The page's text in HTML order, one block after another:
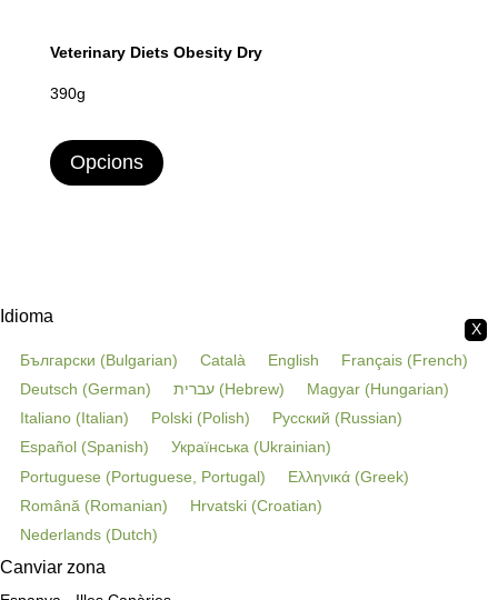
Veterinary Diets Obesity Dry
390g
Opcions
X
Idioma
Български (Bulgarian) Català English Français (French)
Deutsch (German) עברית (Hebrew) Magyar (Hungarian)
Italiano (Italian) Polski (Polish) Русский (Russian)
Español (Spanish) Українська (Ukrainian)
Portuguese (Portuguese, Portugal) Ελληνικά (Greek)
Română (Romanian) Hrvatski (Croatian)
Nederlands (Dutch)
Canviar zona